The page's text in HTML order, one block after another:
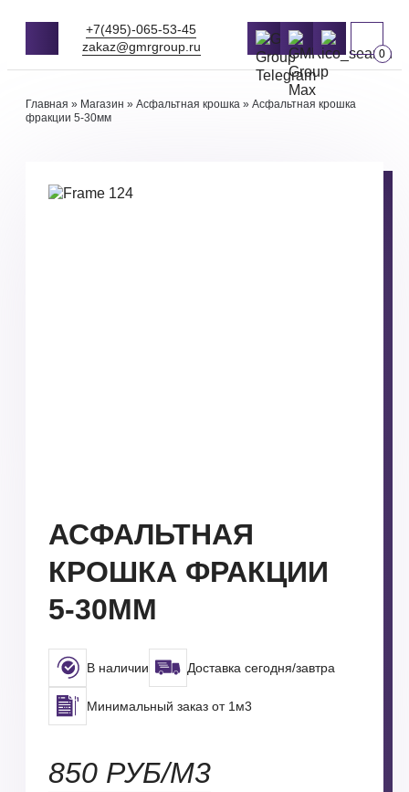
+7(495)-065-53-45
zakaz@gmrgroup.ru
0
Главная » Магазин » Асфальтная крошка » Асфальтная крошка
фракции 5-30мм
АСФАЛЬТНАЯ
КРОШКА ФРАКЦИИ
5-30ММ
В наличии Доставка сегодня/завтра
Минимальный заказ от 1м3
850 РУБ/М3